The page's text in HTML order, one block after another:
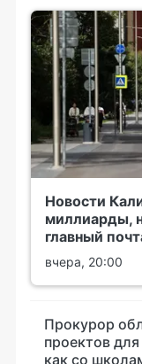
Новости
миллиарды,
главный
вчера, 20:00
Прокурор
проектов
как со